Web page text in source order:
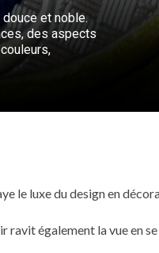
et noble.
des aspects
le luxe du design en
ravit également la vue en